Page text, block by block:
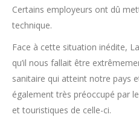
Certains employeurs ont dû
technique.
Face à cette situation inédite,
qu’il nous fallait être
sanitaire qui atteint notre pays
également très préoccupé par
et touristiques de celle-ci.